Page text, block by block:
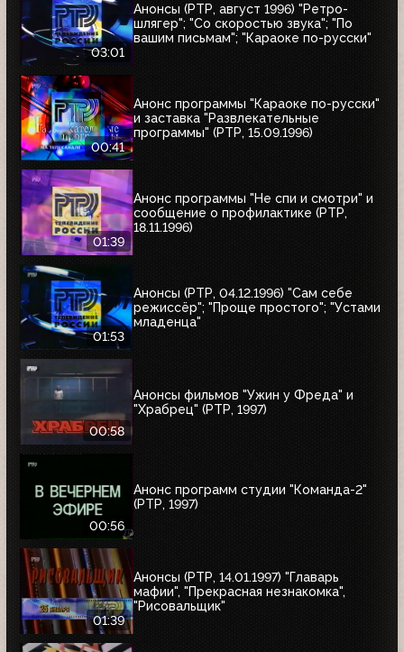
03:01
Анонсы (РТР, август 1996) "Ретро-
шлягер"; "Со скоростью звука"; "По
вашим письмам"; "Караоке по-русски"
00:41
Анонс программы "Караоке по-русски"
и заставка "Развлекательные
программы" (РТР, 15.09.1996)
01:39
Анонс программы "Не спи и смотри" и
сообщение о профилактике (РТР,
18.11.1996)
01:53
Анонсы (РТР, 04.12.1996) "Сам себе
режиссёр"; "Проще простого"; "Устами
младенца"
00:58
Анонсы фильмов "Ужин у Фреда" и
"Храбрец" (РТР, 1997)
00:56
Анонс программ студии "Команда-2"
(РТР, 1997)
01:39
Анонсы (РТР, 14.01.1997) "Главарь
мафии", "Прекрасная незнакомка",
"Рисовальщик"